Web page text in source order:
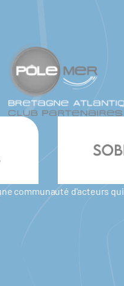
communauté d'acteurs qui